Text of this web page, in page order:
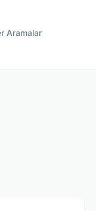
Aramalar